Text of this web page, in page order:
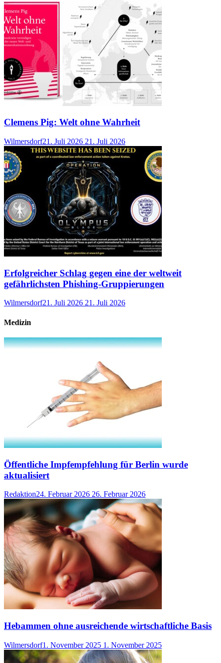
Clemens Pig: Welt ohne Wahrheit
Wilmersdorf21. Juli 2026 21. Juli 2026
Erfolgreicher Schlag gegen eine der weltweit
gefährlichsten Phishing-Gruppierungen
Wilmersdorf21. Juli 2026 21. Juli 2026
Medizin
Öffentliche Impfempfehlung für Berlin wurde
aktualisiert
Redaktion24. Februar 2026 26. Februar 2026
Hebammen ohne ausreichende wirtschaftliche Basis
Wilmersdorf1. November 2025 1. November 2025